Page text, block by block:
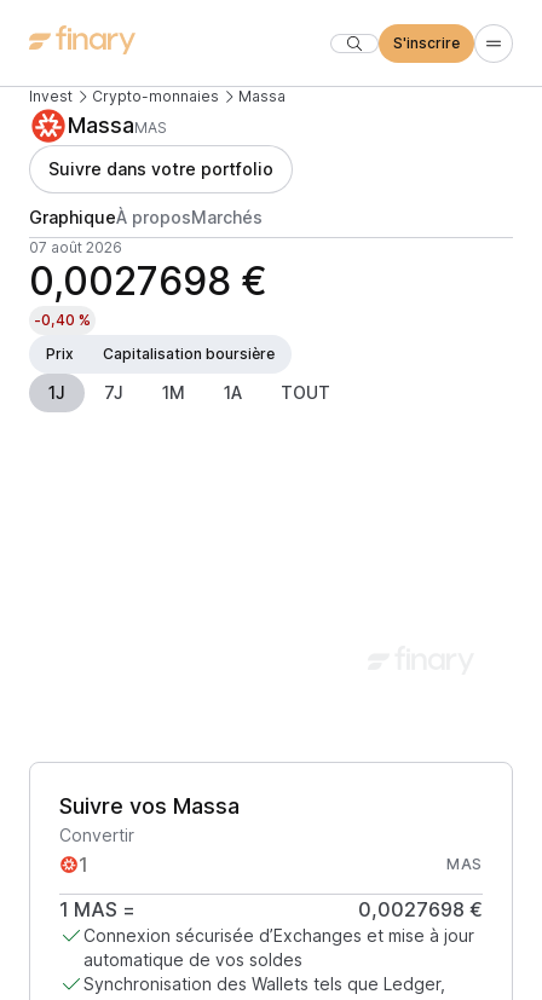
S'inscrire
Invest Crypto-monnaies Massa
MassaMAS
Suivre dans votre portfolio
GraphiqueÀ proposMarchés
07 août 2026
0,0027698 €
-0,40 %
Prix
Capitalisation boursière
1J 7J 1M 1A TOUT
Suivre vos Massa
Convertir
MAS
1 MAS = 0,0027698 €
Connexion sécurisée d’Exchanges et mise à jour
automatique de vos soldes
Synchronisation des Wallets tels que Ledger,